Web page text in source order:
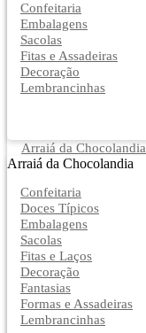
Confeitaria
Embalagens
Sacolas
Fitas e Assadeiras
Decoração
Lembrancinhas
Arraiá da Chocolandia
Arraiá da Chocolandia
Confeitaria
Doces Típicos
Embalagens
Sacolas
Fitas e Laços
Decoração
Fantasias
Formas e Assadeiras
Lembrancinhas